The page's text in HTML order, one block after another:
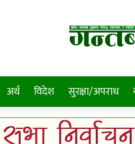
अर्थ विदेश सुरक्षा/अपराध